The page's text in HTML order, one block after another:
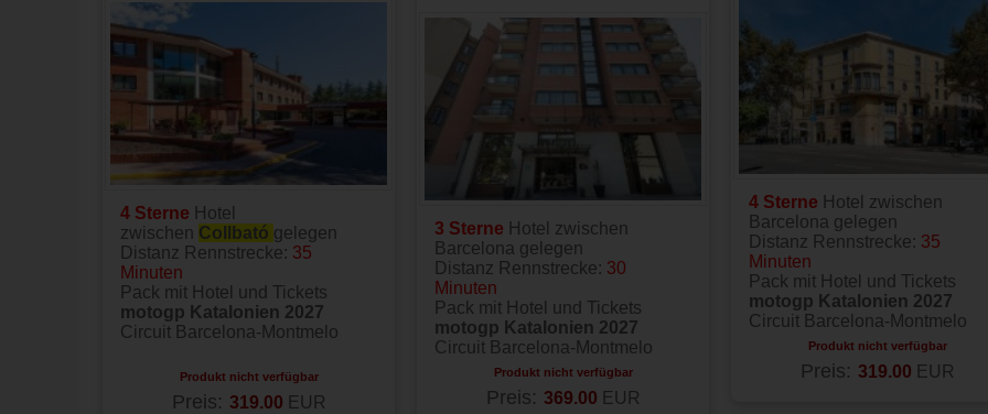
4 Sterne Hotel
zwischen Collbató gelegen
Distanz Rennstrecke: 35
Minuten
Pack mit Hotel und Tickets
motogp Katalonien 2027
Circuit Barcelona-Montmelo
Produkt nicht verfügbar
Preis: 319.00 EUR
3 Sterne Hotel zwischen
Barcelona gelegen
Distanz Rennstrecke: 30
Minuten
Pack mit Hotel und Tickets
motogp Katalonien 2027
Circuit Barcelona-Montmelo
Produkt nicht verfügbar
Preis: 369.00 EUR
4 Sterne Hotel zwischen
Barcelona gelegen
Distanz Rennstrecke: 35
Minuten
Pack mit Hotel und Tickets
motogp Katalonien 2027
Circuit Barcelona-Montmelo
Produkt nicht verfügbar
Preis: 319.00 EUR